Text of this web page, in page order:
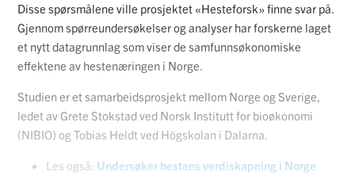
Disse spørsmålene ville prosjektet «Hesteforsk» finne svar på.
Gjennom spørreundersøkelser og analyser har forskerne laget
et nytt datagrunnlag som viser de samfunnsøkonomiske
effektene av hestenæringen i Norge.
Studien er et samarbeidsprosjekt mellom Norge og Sverige,
ledet av Grete Stokstad ved Norsk Institutt for bioøkonomi
(NIBIO) og Tobias Heldt ved Högskolan i Dalarna.
Les også: Undersøker hestens verdiskapning i Norge